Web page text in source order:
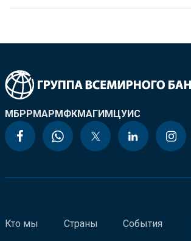
МБРРМАРМФКМАГИМЦУИС
Кто мы Страны События